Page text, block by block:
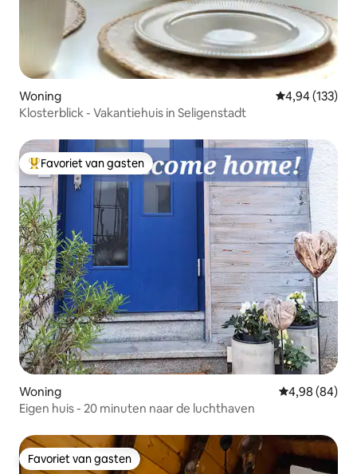
Woning Gemiddelde
4,94 (133)
Klosterblick - Vakantiehuis in Seligenstadt
Topfavoriet van gasten
Favoriet van gasten
Woning Gemiddelde
4,98 (84)
Eigen huis - 20 minuten naar de luchthaven
Favoriet van gasten
Favoriet van gasten